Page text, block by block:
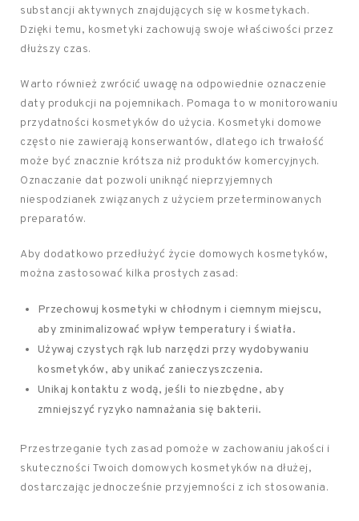
substancji aktywnych znajdujących się w kosmetykach.
Dzięki temu, kosmetyki zachowują swoje właściwości przez
dłuższy czas.
Warto również zwrócić uwagę na odpowiednie oznaczenie
daty produkcji na pojemnikach. Pomaga to w monitorowaniu
przydatności kosmetyków do użycia. Kosmetyki domowe
często nie zawierają konserwantów, dlatego ich trwałość
może być znacznie krótsza niż produktów komercyjnych.
Oznaczanie dat pozwoli uniknąć nieprzyjemnych
niespodzianek związanych z użyciem przeterminowanych
preparatów.
Aby dodatkowo przedłużyć życie domowych kosmetyków,
można zastosować kilka prostych zasad:
Przechowuj kosmetyki w chłodnym i ciemnym miejscu,
aby zminimalizować wpływ temperatury i światła.
Używaj czystych rąk lub narzędzi przy wydobywaniu
kosmetyków, aby unikać zanieczyszczenia.
Unikaj kontaktu z wodą, jeśli to niezbędne, aby
zmniejszyć ryzyko namnażania się bakterii.
Przestrzeganie tych zasad pomoże w zachowaniu jakości i
skuteczności Twoich domowych kosmetyków na dłużej,
dostarczając jednocześnie przyjemności z ich stosowania.